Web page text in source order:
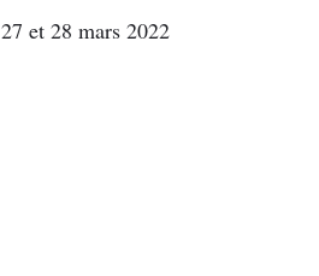
27 et 28 mars 2022